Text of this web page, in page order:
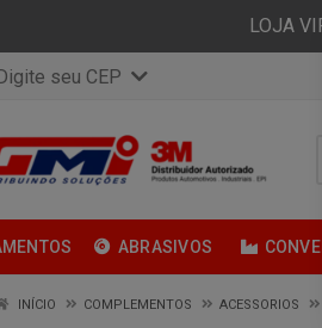
LOJA
seu CEP
ABRASIVOS
INÍCIO COMPLEMENTOS ACESSORIOS